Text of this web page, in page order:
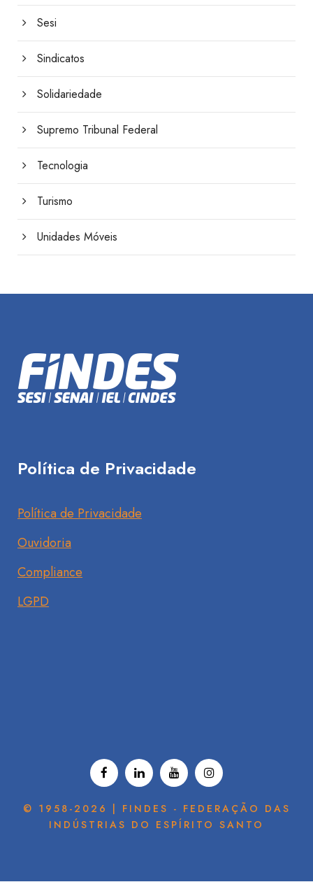
Sesi
Sindicatos
Solidariedade
Supremo Tribunal Federal
Tecnologia
Turismo
Unidades Móveis
Política de Privacidade
Política de Privacidade
Ouvidoria
Compliance
LGPD
© 1958-2026 | FINDES - FEDERAÇÃO DAS
INDÚSTRIAS DO ESPÍRITO SANTO